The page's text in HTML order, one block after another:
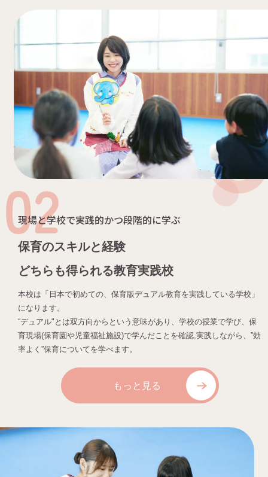
現場と学校で実践的かつ段階的に学ぶ
保育のスキルと経験
どちらも得られる教育実践校
本校は「日本で初めての、保育版デュアル教育を実践している学校」
になります。
“デュアル"とは双方向からという意味があり、学校の授業で学び、保
育現場(保育園や児童福祉施設)で学んだことを確認,実践しながら、”効
率よく”保育についてを学べます。
もっと見る